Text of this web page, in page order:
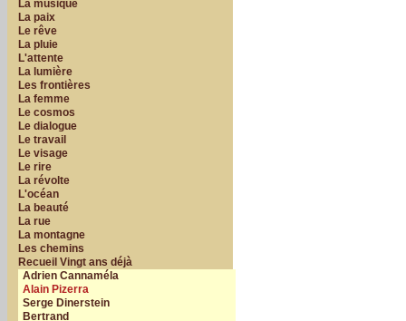
La musique
La paix
Le rêve
La pluie
L'attente
La lumière
Les frontières
La femme
Le cosmos
Le dialogue
Le travail
Le visage
Le rire
La révolte
L'océan
La beauté
La rue
La montagne
Les chemins
Recueil Vingt ans déjà
Adrien Cannaméla
Alain Pizerra
Serge Dinerstein
Bertrand